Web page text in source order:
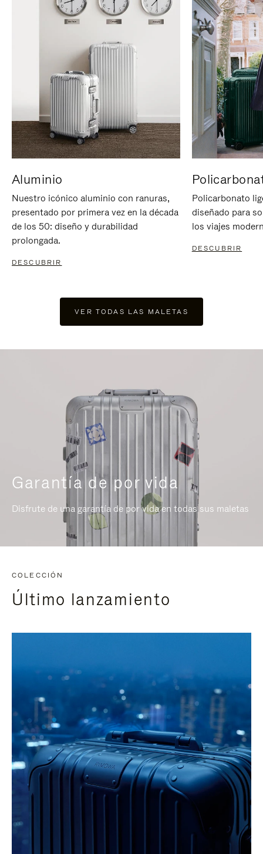
Aluminio
Nuestro icónico aluminio con ranuras,
presentado por primera vez en la década
de los 50: diseño y durabilidad
prolongada.
DESCUBRIR
Policarbonato
diseñado para
los viajes
DESCUBRIR
VER TODAS LAS MALETAS
Garantía de por vida
Disfrute de una garantía de por vida en todas sus maletas
COLECCIÓN
Último lanzamiento